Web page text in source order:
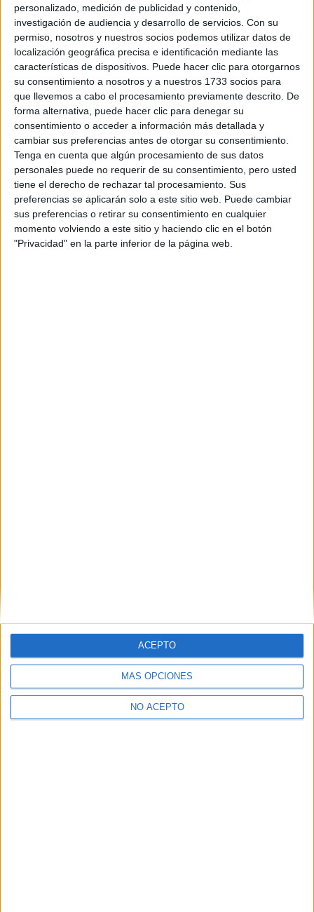
personalizado, medición de publicidad y contenido,
investigación de audiencia y desarrollo de servicios. Con su
permiso, nosotros y nuestros socios podemos utilizar datos de
localización geográfica precisa e identificación mediante las
características de dispositivos. Puede hacer clic para otorgarnos
su consentimiento a nosotros y a nuestros 1733 socios para
que llevemos a cabo el procesamiento previamente descrito. De
forma alternativa, puede hacer clic para denegar su
consentimiento o acceder a información más detallada y
cambiar sus preferencias antes de otorgar su consentimiento.
Tenga en cuenta que algún procesamiento de sus datos
personales puede no requerir de su consentimiento, pero usted
tiene el derecho de rechazar tal procesamiento. Sus
preferencias se aplicarán solo a este sitio web. Puede cambiar
sus preferencias o retirar su consentimiento en cualquier
momento volviendo a este sitio y haciendo clic en el botón
"Privacidad" en la parte inferior de la página web.
MÁS OPCIONES
NO ACEPTO
ACEPTO
Soy:*
Chico
Chica
¿En qué año terminas (o terminaste) bachillerato o FP?
Soy estudiante de:*
Términos y Condiciones de Uso
Aceptolos Términos y Condicionesde uso*
Y como regalo de agradecimiento, por registrarte te daremos
gratis una copia de nuestro ebook con 100 consejos para tu
primer año de universidad